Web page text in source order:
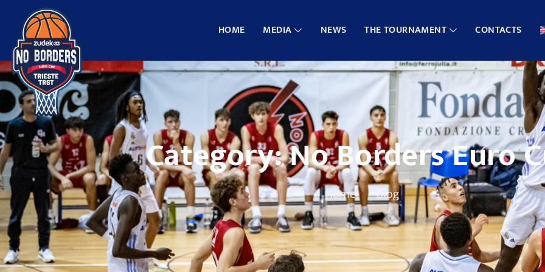
HOME MEDIA NEWS THE TOURNAMENT CONTACTS
Category: No Borders Euro
Home Blog